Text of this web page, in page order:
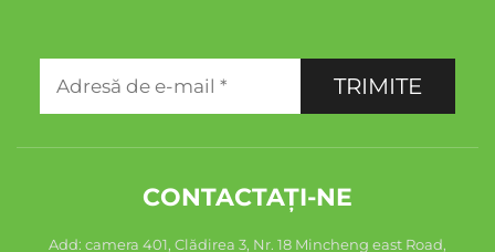
TRIMITE
CONTACTAȚI-NE
Add: camera 401, Clădirea 3, Nr. 18 Mincheng east Road,